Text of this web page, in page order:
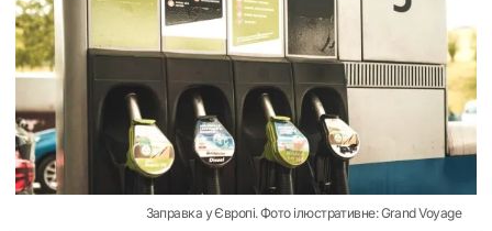
Заправка у Європі. Фото ілюстративне: Grand Voyage